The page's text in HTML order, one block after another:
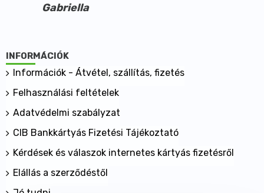
Gabriella
INFORMÁCIÓK
Információk - Átvétel, szállítás, fizetés
Felhasználási feltételek
Adatvédelmi szabályzat
CIB Bankkártyás Fizetési Tájékoztató
Kérdések és válaszok internetes kártyás fizetésről
Elállás a szerződéstől